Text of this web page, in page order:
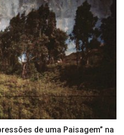
de uma Paisagem” na